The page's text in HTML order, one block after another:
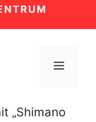
MENÜ
„Shimano